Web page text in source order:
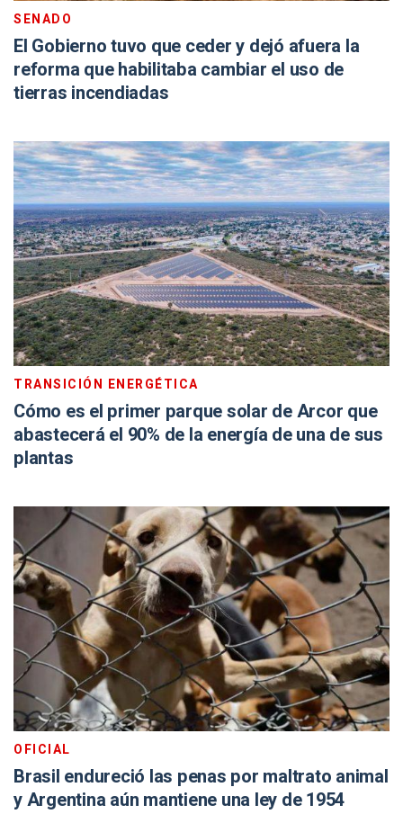
SENADO
El Gobierno tuvo que ceder y dejó afuera la
reforma que habilitaba cambiar el uso de
tierras incendiadas
TRANSICIÓN ENERGÉTICA
Cómo es el primer parque solar de Arcor que
abastecerá el 90% de la energía de una de sus
plantas
OFICIAL
Brasil endureció las penas por maltrato animal
y Argentina aún mantiene una ley de 1954